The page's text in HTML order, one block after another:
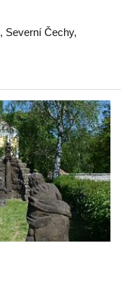
, Severní Čechy,